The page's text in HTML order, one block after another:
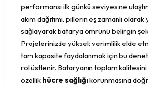
performansı ilk günkü seviyesine
akım dağıtımı, pillerin eş zamanlı olarak
sağlayarak batarya ömrünü belirgin
Projelerinizde yüksek verimlilik elde
tam kapasite faydalanmak için bu
rol üstlenir. Bataryanın toplam kalitesini
özellik hücre sağlığıkorunmasına